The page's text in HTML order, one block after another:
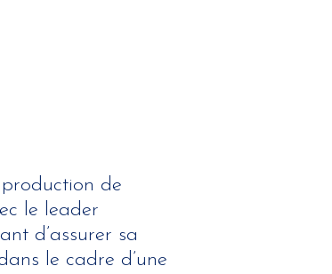
de
le leader
d’assurer sa
le cadre d’une